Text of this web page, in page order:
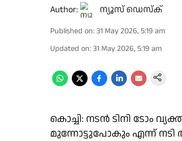
Author: ന്യൂസ് ഡെസ്ക്
Published on:31 May 2026, 5:19 am
Updated on:31 May 2026, 5:19 am
കൊച്ചി: നടൻ ടിനി ടോം
മുന്നോട്ടുപോകും എന്ന്